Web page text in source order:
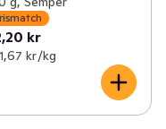
kr
kr /kg